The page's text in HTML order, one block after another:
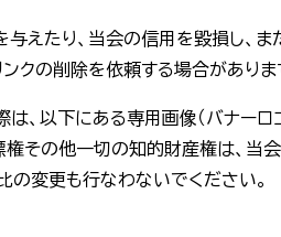
与えたり、当会の信用を毀損し
クの削除を依頼する場合がありま
、以下にある専用画像（バナー
その他一切の知的財産権は、当
の変更も行なわないでください。